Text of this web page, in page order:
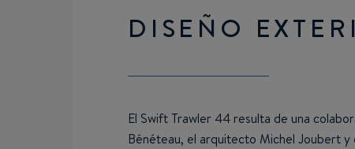
DISEÑO
El Swift Trawler 44 resulta de una
Bénéteau, el arquitecto Michel Joubert y